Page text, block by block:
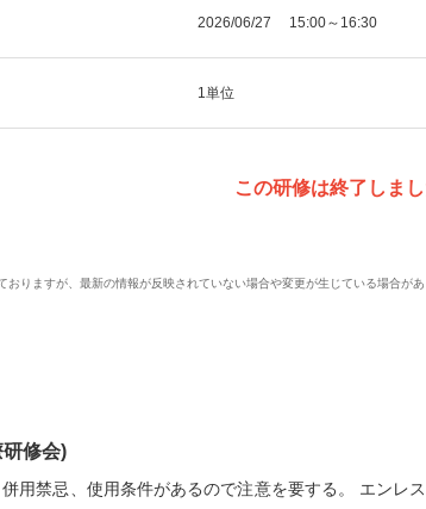
2026/06/27 15:00～16:30
1単位
この研修は終了しまし
りますが、最新の情報が反映されていない場合や変更が生じている場合が
修会)
用禁忌、使用条件があるので注意を要する。 エン